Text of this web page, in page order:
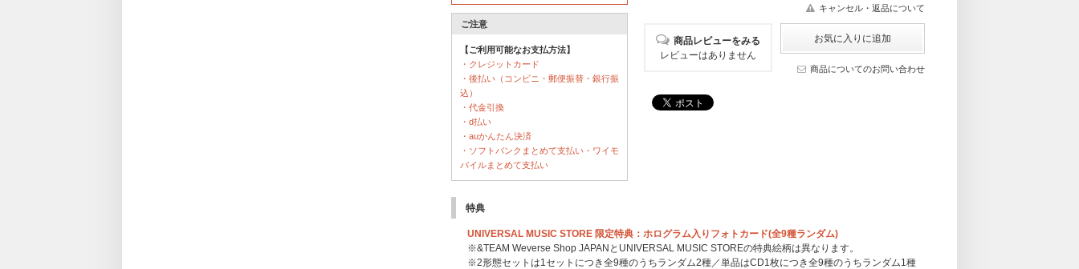
ご注意
【ご利用可能なお支払方法】
・クレジットカード
・後払い（コンビニ・郵便振替・銀行振
込）
・代金引換
・d払い
・auかんたん決済
・ソフトバンクまとめて支払い・ワイモ
バイルまとめて支払い
キャンセル・返品について
商品レビューをみる
レビューはありません
商品についてのお問い合わせ
特典
UNIVERSAL MUSIC STORE 限定特典：ホログラム入りフォトカード(全9種ランダム)
※&TEAM Weverse Shop JAPANとUNIVERSAL MUSIC STOREの特典絵柄は異なります。
※2形態セットは1セットにつき全9種のうちランダム2種／単品はCD1枚につき全9種のうちランダム1種